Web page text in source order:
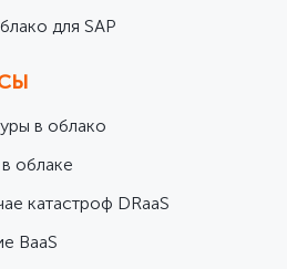
для SAP
в облако
облаке
катастроф DRaaS
BaaS